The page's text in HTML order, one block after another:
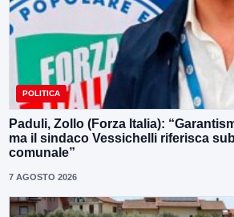
POLITICA
Paduli, Zollo (Forza Italia):
ma il sindaco Vessichelli riferisca
comunale”
7 AGOSTO 2026